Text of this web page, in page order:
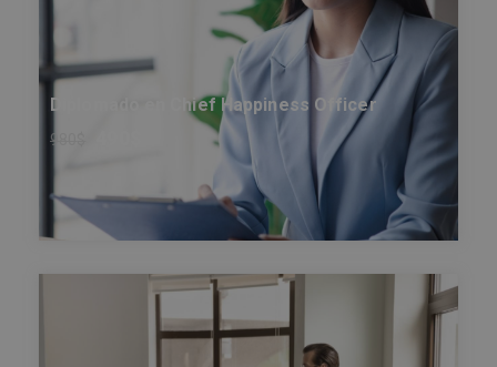
Diplomado en Chief Happiness Officer
980